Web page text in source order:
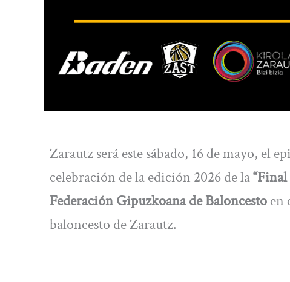
Zarautz será este sábado, 16 de mayo, el
celebración de la edición 2026 de la“Final
Federación Gipuzkoana de Baloncestoen
baloncesto de Zarautz.